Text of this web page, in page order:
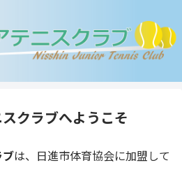
クラブへようこそ
ブは、日進市体育協会に加盟して